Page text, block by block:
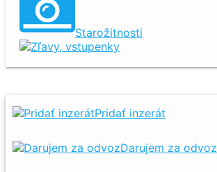
Starožitnosti
Zľavy, vstupenky
Pridať inzerát
Darujem za odvoz